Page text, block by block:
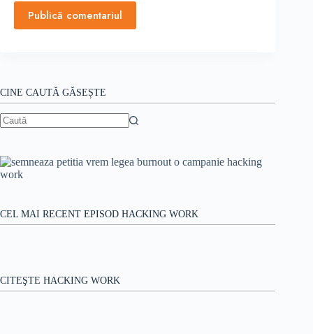
Publică comentariul
CINE CAUTĂ GĂSEȘTE
CEL MAI RECENT EPISOD HACKING WORK
CITEŞTE HACKING WORK